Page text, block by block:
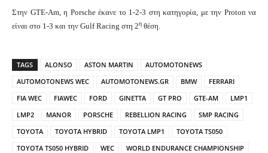
Στην GTE-Am, η Porsche έκανε το 1-2-3 στη κατηγορία, με την Proton να
είναι στο 1-3 και την Gulf Racing στη 2η θέση.
TAGS ALONSO ASTON MARTIN
AUTOMOTONEWS
AUTOMOTONEWS WEC
AUTOMOTONEWS.GR BMW
FERRARI
FIA WEC
FIAWEC FORD GINETTA GT PRO GTE-AM
LMP1
LMP2
MANOR PORSCHE REBELLION RACING
SMP RACING
TOYOTA
TOYOTA HYBRID TOYOTA LMP1
TOYOTA TS050
TOYOTA TS050 HYBRID
WEC WORLD ENDURANCE CHAMPIONSHIP